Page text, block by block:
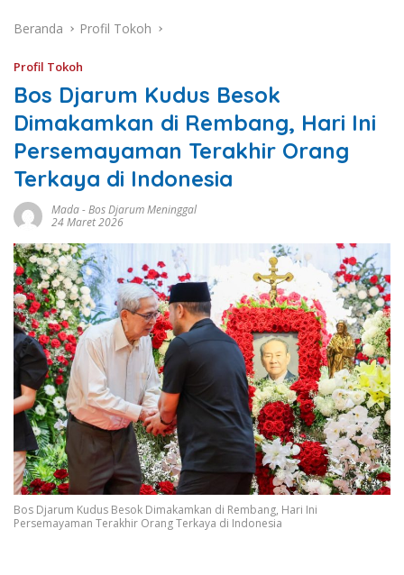
Beranda Profil Tokoh
Profil Tokoh
Bos Djarum Kudus Besok
Dimakamkan di Rembang, Hari Ini
Persemayaman Terakhir Orang
Terkaya di Indonesia
Mada-Bos Djarum Meninggal
24 Maret 2026
Bos Djarum Kudus Besok Dimakamkan di Rembang, Hari Ini
Persemayaman Terakhir Orang Terkaya di Indonesia